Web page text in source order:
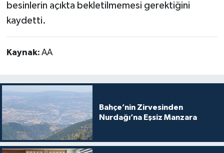
besinlerin açıkta bekletilmemesi gerektiğini
kaydetti.
Kaynak: AA
Bahçe’nin Zirvesinden
Nurdağı’na Eşsiz Manzara